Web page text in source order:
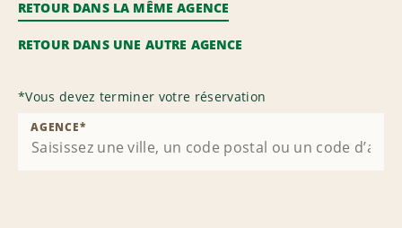
RETOUR DANS LA MÊME AGENCE
RETOUR DANS UNE AUTRE AGENCE
*Vous devez terminer votre réservation
AGENCE*